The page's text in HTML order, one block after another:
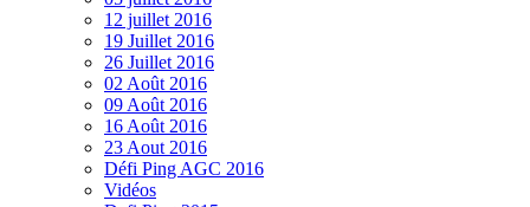
12 juillet 2016
19 Juillet 2016
26 Juillet 2016
02 Août 2016
09 Août 2016
16 Août 2016
23 Aout 2016
Défi Ping AGC 2016
Vidéos